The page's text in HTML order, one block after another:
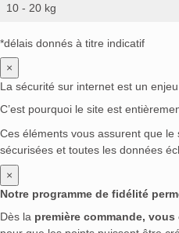
10 - 20 kg
*délais donnés à titre indicatif
×
La sécurité sur internet est un
C’est pourquoi le site est
Ces éléments vous assurent que
sécurisées et toutes les données
×
Notre programme de fidélité
Dès la première commande,